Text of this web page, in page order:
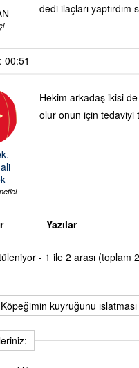
dedi ilaçları yaptırdım
00:51
Hekim arkadaş ikisi
olur onun için tedaviyi
Yazılar
- 1 ile 2 arası (toplam
kuyruğunu ıslatması